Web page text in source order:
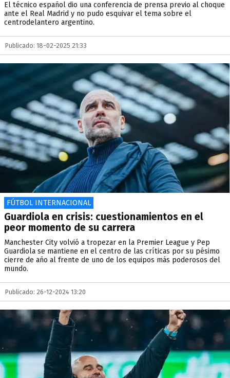
El técnico español dio una conferencia de prensa previo al choque
ante el Real Madrid y no pudo esquivar el tema sobre el
centrodelantero argentino.
Publicado: 18-02-2025 21:33
FÚTBOL INTERNACIONAL
Guardiola en crisis: cuestionamientos en el
peor momento de su carrera
Manchester City volvió a tropezar en la Premier League y Pep
Guardiola se mantiene en el centro de las críticas por su pésimo
cierre de año al frente de uno de los equipos más poderosos del
mundo.
Publicado: 26-12-2024 13:20